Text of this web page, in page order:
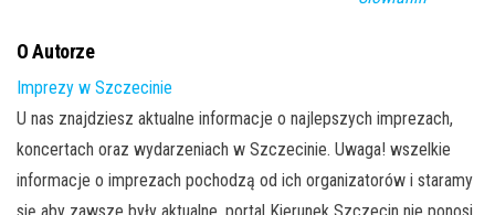
O Autorze
Imprezy w Szczecinie
U nas znajdziesz aktualne informacje o najlepszych imprezach,
koncertach oraz wydarzeniach w Szczecinie. Uwaga! wszelkie
informacje o imprezach pochodzą od ich organizatorów i staramy